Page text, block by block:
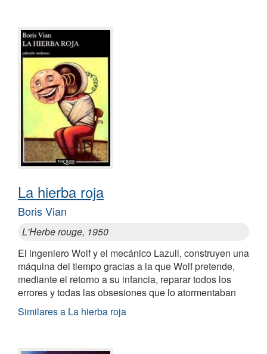
La hierba roja
Boris Vian
L'Herbe rouge, 1950
El ingeniero Wolf y el mecánico Lazuli, construyen una
máquina del tiempo gracias a la que Wolf pretende,
mediante el retorno a su infancia, reparar todos los
errores y todas las obsesiones que lo atormentaban
Similares a La hierba roja